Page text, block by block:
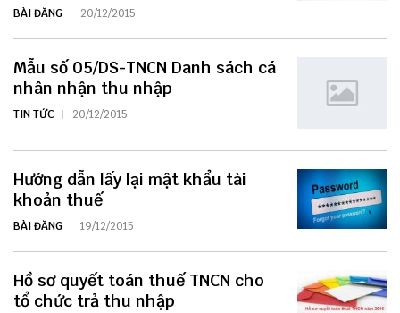
BÀI ĐĂNG 20/12/2015
Mẫu số 05/DS-TNCN Danh sách cá
nhân nhận thu nhập
TIN TỨC 20/12/2015
Hướng dẫn lấy lại mật khẩu tài
khoản thuế
BÀI ĐĂNG 19/12/2015
Hồ sơ quyết toán thuế TNCN cho
tổ chức trả thu nhập